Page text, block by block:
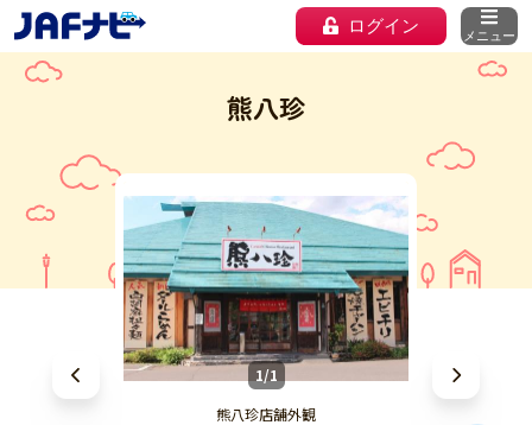
ログイン メニュー
熊八珍
1/1
熊八珍店舗外観